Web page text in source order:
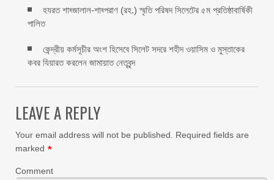
হযরত শাহ্জালাল-শাহ্পরাণ (রহ.) স্মৃতি পরিষদ সিলেটের ৫ম প্রতিষ্ঠাবার্ষিকী
পালিত ‎​
কেন্দ্রীয় কর্মসূচীর অংশ হিসেবে সিলেট সদরে শহীদ ওয়াসিম ও মুস্তাকের
কবর যিয়ারত করলেন জামায়াত নেতৃবৃন্দ ‎
LEAVE A REPLY
Your email address will not be published.
Required fields are
marked *
Comment